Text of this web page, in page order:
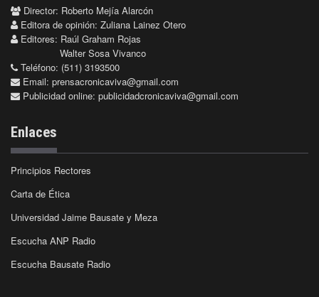
Director: Roberto Mejía Alarcón
Editora de opinión: Zuliana Lainez Otero
Editores: Raúl Graham Rojas
Walter Sosa Vivanco
Teléfono: (511) 3193500
Email: prensacronicaviva@gmail.com
Publicidad online: publicidadcronicaviva@gmail.com
Enlaces
Principios Rectores
Carta de Ética
Universidad Jaime Bausate y Meza
Escucha ANP Radio
Escucha Bausate Radio